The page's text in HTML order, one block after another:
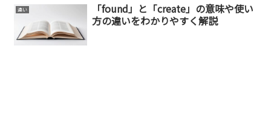
違い
「found」と「create」の意味や使い
方の違いをわかりやすく解説